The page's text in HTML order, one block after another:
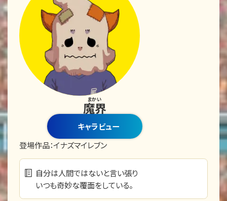
魔界
まかい
キャラビュー
登場作品：イナズマイレブン
自分は人間ではないと言い張り
いつも奇妙な覆面をしている。